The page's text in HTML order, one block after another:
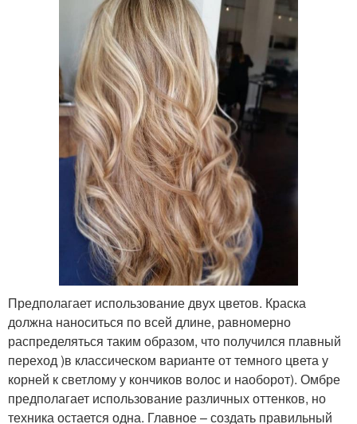
Предполагает использование двух цветов. Краска
должна наноситься по всей длине, равномерно
распределяться таким образом, что получился плавный
переход )в классическом варианте от темного цвета у
корней к светлому у кончиков волос и наоборот). Омбре
предполагает использование различных оттенков, но
техника остается одна. Главное – создать правильный